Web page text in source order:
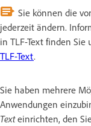
Sie können die
jederzeit ändern.
in TLF-Text finden Sie
TLF-Text.
Sie haben mehrere
Anwendungen
Texteinrichten, den